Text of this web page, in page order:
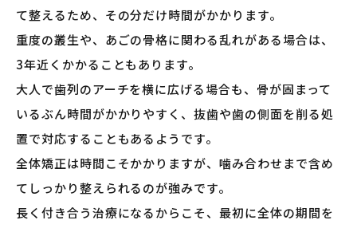
て整えるため、その分だけ時間がかかります。
重度の叢生や、あごの骨格に関わる乱れがある場合は、
3年近くかかることもあります。
大人で歯列のアーチを横に広げる場合も、骨が固まって
いるぶん時間がかかりやすく、抜歯や歯の側面を削る処
置で対応することもあるようです。
全体矯正は時間こそかかりますが、噛み合わせまで含め
てしっかり整えられるのが強みです。
長く付き合う治療になるからこそ、最初に全体の期間を